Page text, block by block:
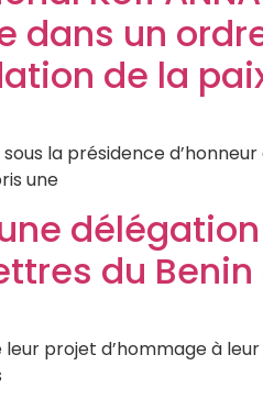
dans un
de la
la présidence
une
du
projet d’hommage à